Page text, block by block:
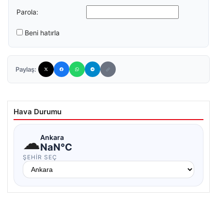
Parola:
Beni hatırla
Paylaş:
Hava Durumu
☁Ankara
NaN°C
ŞEHIR SEÇ